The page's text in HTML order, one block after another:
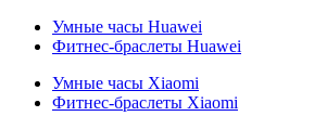
Умные часы Huawei
Фитнес-браслеты Huawei
Умные часы Xiaomi
Фитнес-браслеты Xiaomi